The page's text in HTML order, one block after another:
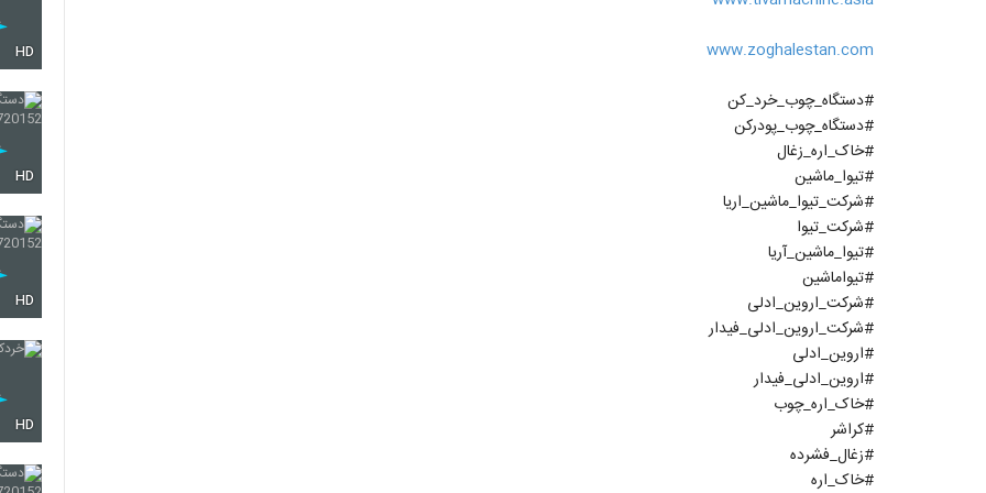
www.zoghalestan.com
#دستگاه_چوب_خرد_کن
#دستگاه_چوب_پودرکن
#خاک_اره_زغال
#تیوا_ماشین
#شرکت_تیوا_ماشین_اریا
#شرکت_تیوا
#تیوا_ماشین_آریا
#تیواماشین
#شرکت_اروین_ادلی
#شرکت_اروین_ادلی_فیدار
#اروین_ادلی
#اروین_ادلی_فیدار
#خاک_اره_چوب
#کراشر
#زغال_فشرده
#خاک_اره
HD
HD
HD
HD